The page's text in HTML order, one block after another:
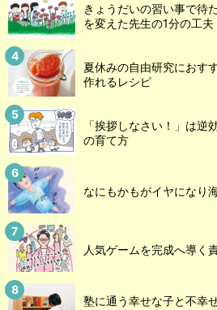
きょうだいの習い事で待
を変えた先生の1分の工夫
夏休みの自由研究におす
作れるレシピ
「挨拶しなさい！」は逆
の育て方
なにもかもがイヤになり
人気ゲームを完成へ導く
塾に通う幸せな子と不幸